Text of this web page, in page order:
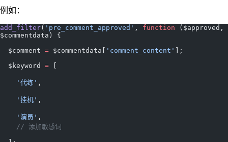
例如：
add_filter( 'pre_comment_approved' , function ($approved,
$commentdata) {
  $comment
= $commentdata[ 'comment_content'
];
  $keyword
=
    '代练'
,
    '挂机'
,
    '演员'
,
    // 添加敏感词